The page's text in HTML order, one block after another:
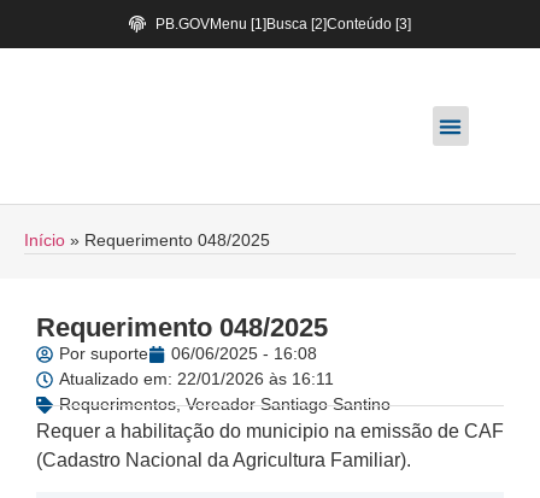
PB.GOVMenu [1] Busca [2]Conteúdo [3]
Início » Requerimento 048/2025
Requerimento 048/2025
Por suporte
06/06/2025 - 16:08
Atualizado em: 22/01/2026 às 16:11
Requerimentos,Vereador Santiago Santino
Requer a habilitação do municipio na emissão de CAF
(Cadastro Nacional da Agricultura Familiar).